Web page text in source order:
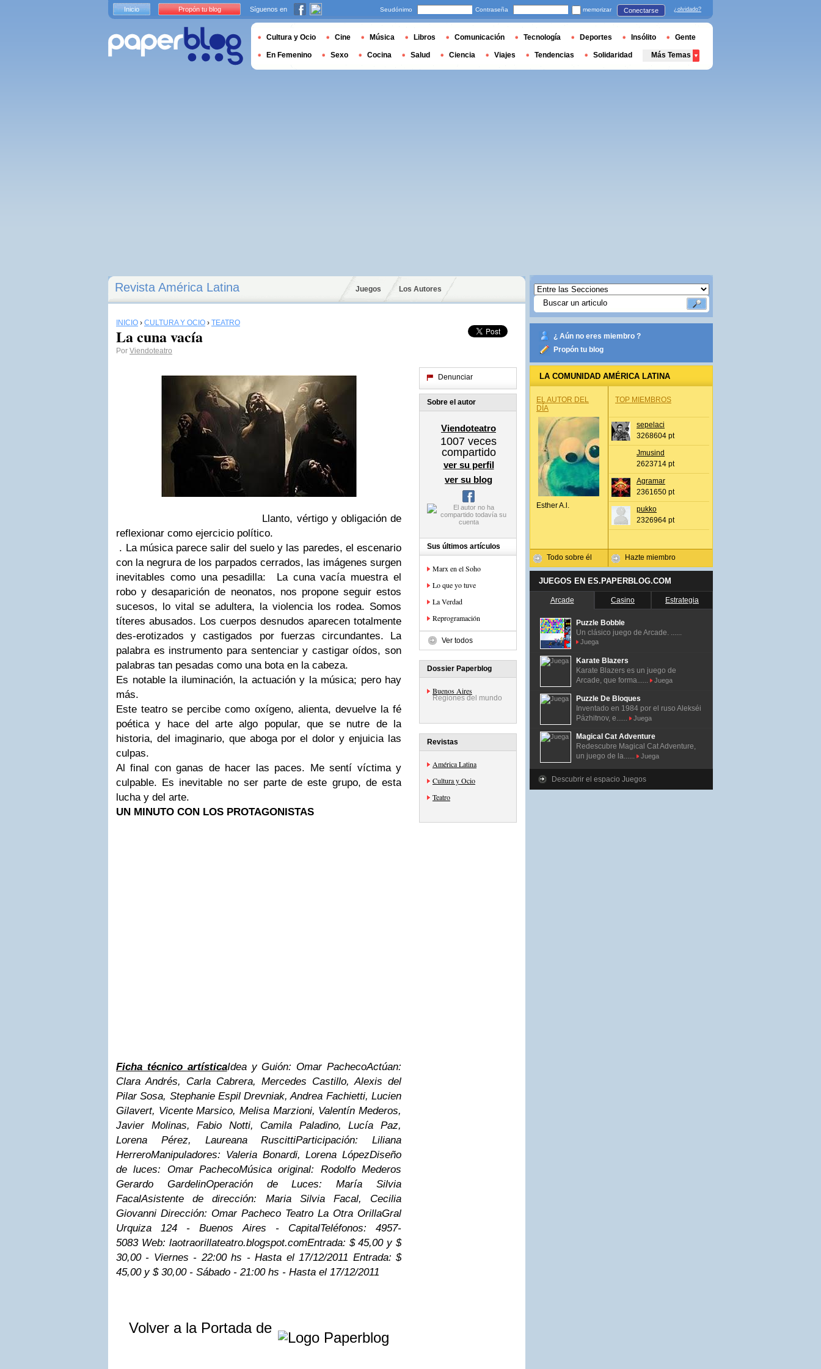
Revista América Latina Juegos Los Autores
INICIO › CULTURA Y OCIO › TEATRO
La cuna vacía
Por Viendoteatro
Llanto, vértigo y obligación de
reflexionar como ejercicio político.
. La música parece salir del suelo y las paredes, el escenario
con la negrura de los parpados cerrados, las imágenes surgen
inevitables como una pesadilla: La cuna vacía muestra el
robo y desaparición de neonatos, nos propone seguir estos
sucesos, lo vital se adultera, la violencia los rodea. Somos
títeres abusados. Los cuerpos desnudos aparecen totalmente
des-erotizados y castigados por fuerzas circundantes. La
palabra es instrumento para sentenciar y castigar oídos, son
palabras tan pesadas como una bota en la cabeza.
Es notable la iluminación, la actuación y la música; pero hay
más.
Este teatro se percibe como oxígeno, alienta, devuelve la fé
poética y hace del arte algo popular, que se nutre de la
historia, del imaginario, que aboga por el dolor y enjuicia las
culpas.
Al final con ganas de hacer las paces. Me sentí víctima y
culpable. Es inevitable no ser parte de este grupo, de esta
lucha y del arte.
UN MINUTO CON LOS PROTAGONISTAS
Ficha técnico artísticaIdea y Guión: Omar PachecoActúan:
Clara Andrés, Carla Cabrera, Mercedes Castillo, Alexis del
Pilar Sosa, Stephanie Espil Drevniak, Andrea Fachietti, Lucien
Gilavert, Vicente Marsico, Melisa Marzioni, Valentín Mederos,
Javier Molinas, Fabio Notti, Camila Paladino, Lucía Paz,
Lorena Pérez, Laureana RuscittiParticipación: Liliana
HerreroManipuladores: Valeria Bonardi, Lorena LópezDiseño
de luces: Omar PachecoMúsica original: Rodolfo Mederos
Gerardo GardelinOperación de Luces: María Silvia
FacalAsistente de dirección: Maria Silvia Facal, Cecilia
Giovanni Dirección: Omar Pacheco Teatro La Otra OrillaGral
Urquiza 124 - Buenos Aires - CapitalTeléfonos: 4957-
5083 Web: laotraorillateatro.blogspot.comEntrada: $ 45,00 y $
30,00 - Viernes - 22:00 hs - Hasta el 17/12/2011 Entrada: $
45,00 y $ 30,00 - Sábado - 21:00 hs - Hasta el 17/12/2011
Volver a la Portada de
Denunciar
Sobre el autor
Viendoteatro
1007 veces
compartido
ver su perfil
ver su blog
Sus últimos artículos
Marx en el Soho
Lo que yo tuve
La Verdad
Reprogramación
Ver todos
Dossier Paperblog
Buenos Aires
Regiones del mundo
Revistas
América Latina
Cultura y Ocio
Teatro
¿ Aún no eres miembro ?
Propón tu blog
LA COMUNIDAD AMÉRICA LATINA
EL AUTOR DEL
DÍA
Esther A.l.
Todo sobre él
TOP MIEMBROS
sepelaci
3268604 pt
Jmusind
2623714 pt
Agramar
2361650 pt
pukko
2326964 pt
Hazte miembro
JUEGOS EN ES.PAPERBLOG.COM
Arcade Casino Estrategia
Puzzle Bobble
Un clásico juego de Arcade. ......
Juega
Karate Blazers
Karate Blazers es un juego de
Arcade, que forma......
Juega
Puzzle De Bloques
Inventado en 1984 por el ruso Alekséi
Pázhitnov, e......
Juega
Magical Cat Adventure
Redescubre Magical Cat Adventure,
un juego de la......
Juega
Descubrir el espacio Juegos
Inicio Propón tu blog Síguenos en Seudónimo Contraseña memorizar Conectarse ¿olvidado?
Cultura y Ocio Cine Música Libros Comunicación Tecnología Deportes Insólito Gente
En Femenino Sexo Cocina Salud Ciencia Viajes Tendencias Solidaridad Más Temas